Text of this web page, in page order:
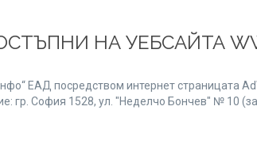
НА УЕБСАЙТА
ЕАД посредством интернет страницата
София 1528, ул. "Неделчо Бончев" № 10 (за